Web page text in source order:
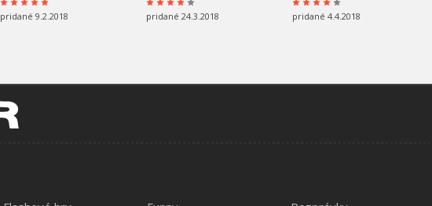
pridané 9.2.2018 pridané 24.3.2018 pridané 4.4.2018